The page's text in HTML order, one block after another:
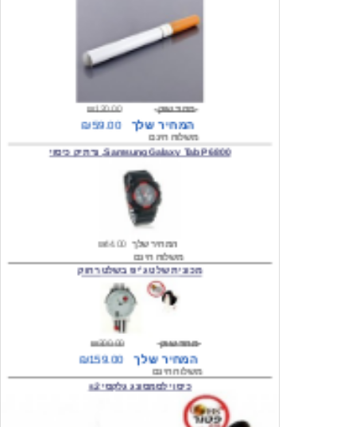
₪120.00
משלוח חינם
Samsung Galaxy Tab P6800, נרתיק כיסוי
המחיר שלך
משלוח חינם
₪300.00 מחיר שוק
₪159.00
כיסוי לסמסונג גלקסי s2